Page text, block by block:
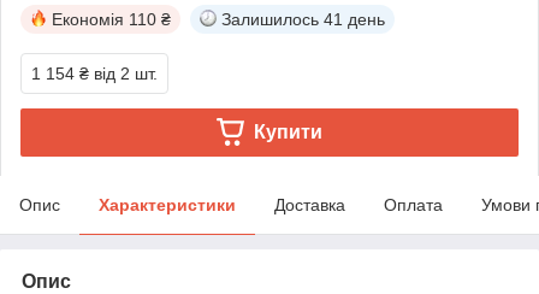
Економія 110 ₴ Залишилось 41 день
1 154 ₴ від 2 шт.
Купити
Опис Характеристики Доставка Оплата Умови
Опис